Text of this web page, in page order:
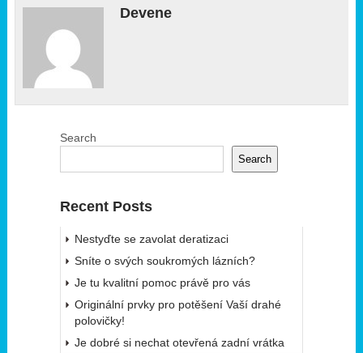
Devene
Search
Search
Recent Posts
Nestyďte se zavolat deratizaci
Sníte o svých soukromých lázních?
Je tu kvalitní pomoc právě pro vás
Originální prvky pro potěšení Vaší drahé
polovičky!
Je dobré si nechat otevřená zadní vrátka